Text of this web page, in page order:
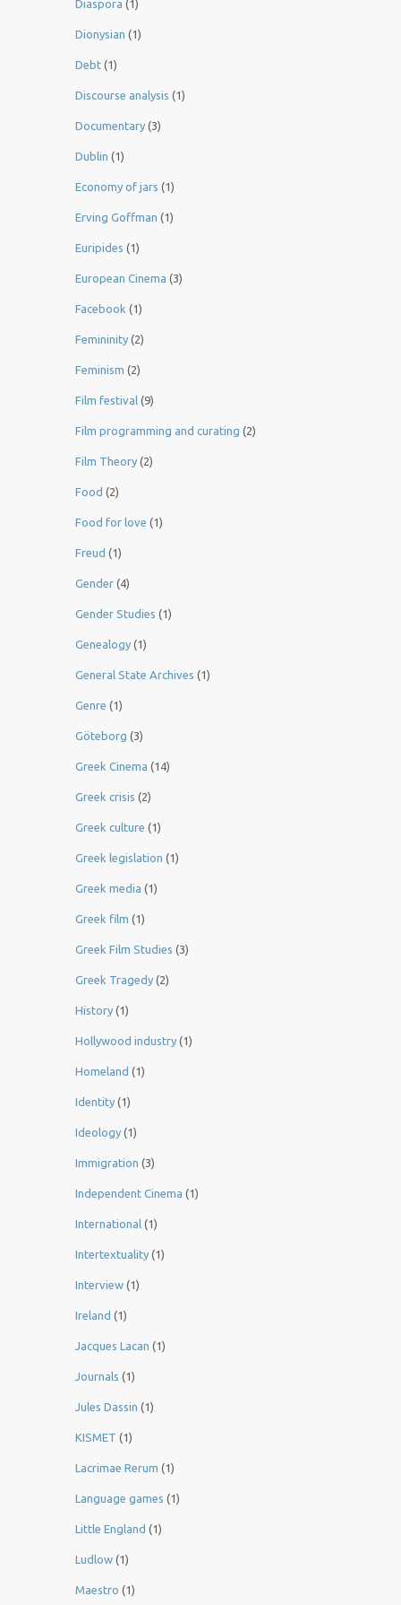
Diaspora (1)
Dionysian (1)
Debt (1)
Discourse analysis (1)
Documentary (3)
Dublin (1)
Economy of jars (1)
Erving Goffman (1)
Euripides (1)
European Cinema (3)
Facebook (1)
Femininity (2)
Feminism (2)
Film festival (9)
Film programming and curating (2)
Film Theory (2)
Food (2)
Food for love (1)
Freud (1)
Gender (4)
Gender Studies (1)
Genealogy (1)
General State Archives (1)
Genre (1)
Göteborg (3)
Greek Cinema (14)
Greek crisis (2)
Greek culture (1)
Greek legislation (1)
Greek media (1)
Greek film (1)
Greek Film Studies (3)
Greek Tragedy (2)
History (1)
Hollywood industry (1)
Homeland (1)
Identity (1)
Ideology (1)
Immigration (3)
Independent Cinema (1)
International (1)
Intertextuality (1)
Interview (1)
Ireland (1)
Jacques Lacan (1)
Journals (1)
Jules Dassin (1)
KISMET (1)
Lacrimae Rerum (1)
Language games (1)
Little England (1)
Ludlow (1)
Maestro (1)